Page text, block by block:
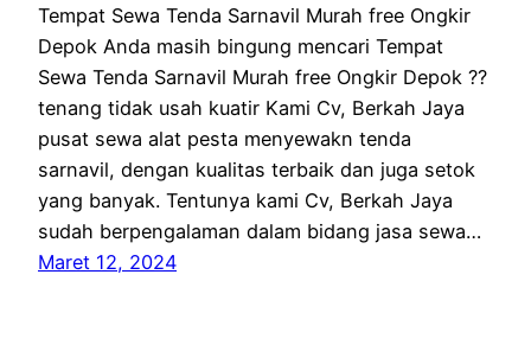
Tempat Sewa Tenda Sarnavil Murah free Ongkir
Depok Anda masih bingung mencari Tempat
Sewa Tenda Sarnavil Murah free Ongkir Depok ??
tenang tidak usah kuatir Kami Cv, Berkah Jaya
pusat sewa alat pesta menyewakn tenda
sarnavil, dengan kualitas terbaik dan juga setok
yang banyak. Tentunya kami Cv, Berkah Jaya
sudah berpengalaman dalam bidang jasa sewa…
Maret 12, 2024